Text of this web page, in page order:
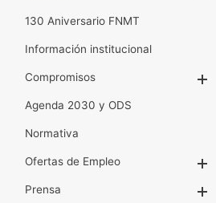
130 Aniversario FNMT
Información institucional
Compromisos
Agenda 2030 y ODS
Normativa
Ofertas de Empleo
Prensa